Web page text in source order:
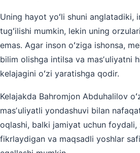
Uning hayot yoʻli shuni anglatadiki,
tugʻilishi mumkin, lekin uning
emas. Agar inson oʻziga ishonsa,
bilim olishga intilsa va masʼuliyatni
kelajagini oʻzi yaratishga qodir.
Kelajakda Bahromjon Abduhalilov
masʼuliyatli yondashuvi bilan
oqlashi, balki jamiyat uchun foydali,
fikrlaydigan va maqsadli yoshlar